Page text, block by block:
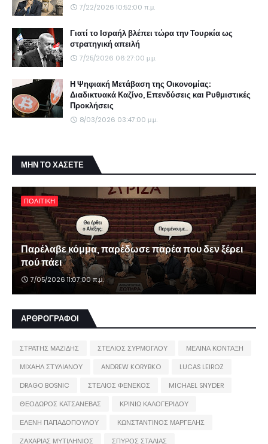
7/22/2026 10:52:00 π.μ.
Γιατί το Ισραήλ βλέπει τώρα την Τουρκία ως
στρατηγική απειλή
7/25/2026 06:27:00 μ.μ.
Η Ψηφιακή Μετάβαση της Οικονομίας:
Διαδικτυακά Καζίνο, Επενδύσεις και Ρυθμιστικές
Προκλήσεις
8/03/2026 03:47:00 μ.μ.
ΜΗΝ ΤΟ ΧΑΣΕΤΕ
ΠΟΛΙΤΙΚΗ
Παρέλαβε κόμμα, παρέδωσε παρέα που δεν ξέρει
πού πάει
7/05/2026 11:07:00 π.μ.
ΑΡΘΡΟΓΡΑΦΟΙ
ΣΤΡΑΤΗΣ ΜΑΖΙΔΗΣ ΣΤΕΛΙΟΣ ΣΥΡΜΟΓΛΟΥ
ΜΕΛΙΝΑ ΚΟΝΤΑΞΗ
ΜΙΧΑΗΛ ΣΤΥΛΙΑΝΟΥ
ANDREW KORYBKO
LUCAS LEIROZ
DRAGO BOSNIC
ΣΤΕΛΙΟΣ ΦΕΝΕΚΟΣ
MICHAEL SNYDER
ΘΕΟΔΩΡΟΣ ΚΑΤΣΑΝΕΒΑΣ
ΚΡΙΝΙΩ ΚΑΛΟΓΕΡΙΔΟΥ
ΕΛΕΝΗ ΠΑΠΑΔΟΠΟΥΛΟΥ
ΚΩΝΣΤΑΝΤΙΝΟΣ ΜΑΡΓΕΛΗΣ
ΖΑΧΑΡΙΑΣ ΜΥΤΙΛΗΝΙΟΣ
ΣΠΥΡΟΣ ΣΤΑΛΙΑΣ